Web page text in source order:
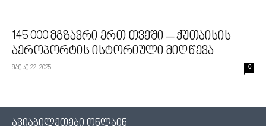
145 000 მგზავრი ერთ თვეში – ქუთაისის
აეროპორტის ისტორიული მიღწევა
მაისი 22, 2025 0